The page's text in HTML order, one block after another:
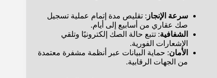
سرعة الإنجاز : تقليص مدة إتمام عملية تسجيل
صك عقاري من أسابيع إلى أيام.
الشفافية: تتبع حالة الصك إلكترونيًا وتلقي
الإشعارات الفورية.
الأمان: حماية البيانات عبر أنظمة مشفرة معتمدة
من الجهات الرقابية.